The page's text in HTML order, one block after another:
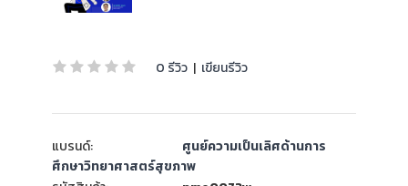
0 รีวิว | เขียนรีวิว
แบรนด์:
ศูนย์ความเป็นเลิศด้านการ
ศึกษาวิทยาศาสตร์สุขภาพ